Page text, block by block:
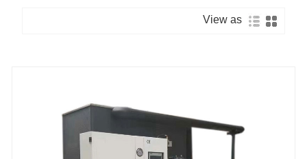
View as